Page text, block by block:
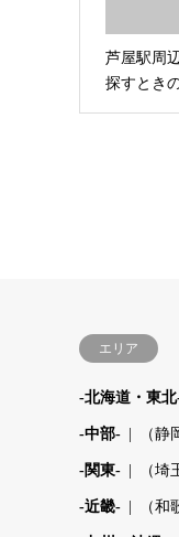
芦屋駅周
探すとき
エリア
-北海道・東
-中部- （静
-関東- （埼
-近畿- （和